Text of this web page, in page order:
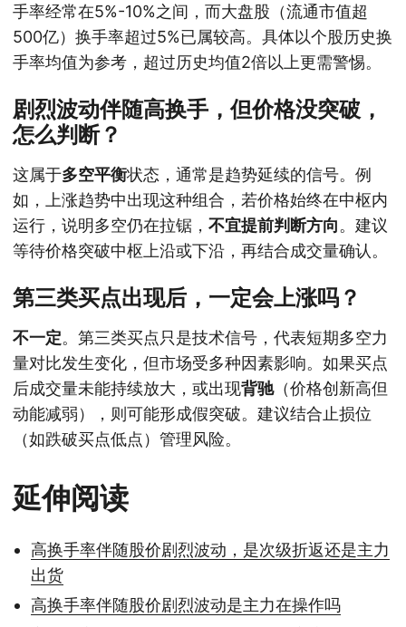
手率经常在5%-10%之间，而大盘股（流通市值超
500亿）换手率超过5%已属较高。具体以个股历史换
手率均值为参考，超过历史均值2倍以上更需警惕。
剧烈波动伴随高换手，但价格没突破，
怎么判断？
这属于多空平衡状态，通常是趋势延续的信号。例
如，上涨趋势中出现这种组合，若价格始终在中枢内
运行，说明多空仍在拉锯， 不宜提前判断方向。建议
等待价格突破中枢上沿或下沿，再结合成交量确认。
第三类买点出现后，一定会上涨吗？
不一定。第三类买点只是技术信号，代表短期多空力
量对比发生变化，但市场受多种因素影响。如果买点
后成交量未能持续放大，或出现背驰（价格创新高但
动能减弱），则可能形成假突破。建议结合止损位
（如跌破买点低点）管理风险。
延伸阅读
高换手率伴随股价剧烈波动，是次级折返还是主力
出货
高换手率伴随股价剧烈波动是主力在操作吗